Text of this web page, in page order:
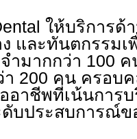
ให้บริการด้
และทันตกรรม
ำมากกว่า 100
า 200 คน ครอบ
อาชีพที่เน้นการ
ดับประสบการณ์ข